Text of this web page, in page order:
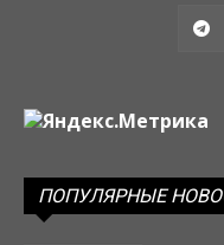
ПОПУЛЯРНЫЕ